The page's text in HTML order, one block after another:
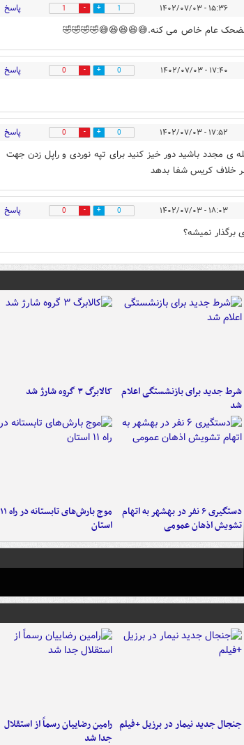
۱۵:۳۶ - ۱۴۰۲/۰۷/۰۳ 1
1 پاسخ
عام خاص می کنه.😅😆😆😆😅🤣🤣🤣🤣
۱۷:۴۰ - ۱۴۰۲/۰۷/۰۳ 0
0 پاسخ
۱۷:۵۲ - ۱۴۰۲/۰۷/۰۳ 0
0 پاسخ
ی مجدد باشید دور خیز کنید برای تپه نوردی و راپل زدن جهت
بر خلاف کریس شفا بدهد
۱۸:۰۳ - ۱۴۰۲/۰۷/۰۳ 0
0 پاسخ
برگذار نمیشه؟
شرط جدید برای بازنشستگی اعلام
شد
کالابرگ ۳ گروه شارژ شد
دستگیری ۶ نفر در بهشهر به اتهام
تشویش اذهان عمومی
موج بارش‌های تابستانه در راه ۱۱
استان
جنجال جدید نیمار در برزیل +فیلم رامین رضاییان رسماً از استقلال
جدا شد